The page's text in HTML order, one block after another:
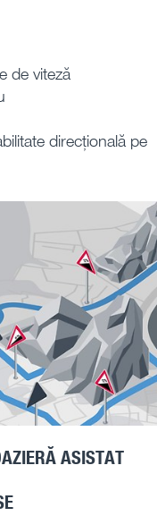
de viteză
direcțională pe
ASISTAT